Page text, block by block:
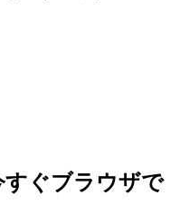
ぐブラウザで